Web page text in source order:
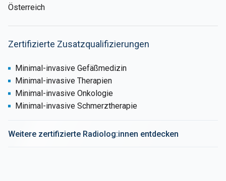
Österreich
Zertifizierte Zusatzqualifizierungen
Minimal-invasive Gefäßmedizin
Minimal-invasive Therapien
Minimal-invasive Onkologie
Minimal-invasive Schmerztherapie
Weitere zertifizierte Radiolog:innen entdecken